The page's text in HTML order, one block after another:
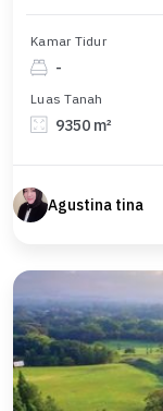
Kamar Tidur
-
Luas Tanah
9350 m²
Agustina tina